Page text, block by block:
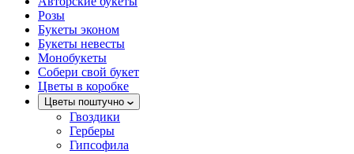
Розы
Букеты эконом
Букеты невесты
Монобукеты
Собери свой букет
Цветы в коробке
Цветы поштучно
Гвоздики
Герберы
Гипсофила